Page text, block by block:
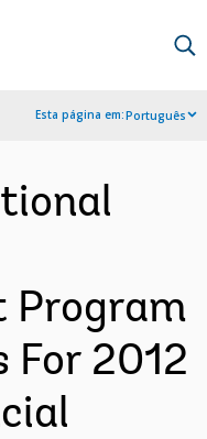
Esta página em:Português
Program
For 2012